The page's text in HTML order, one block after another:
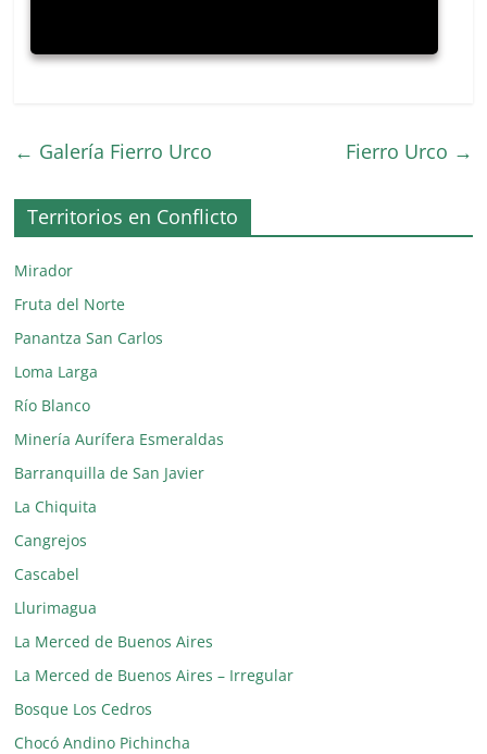
← Galería Fierro Urco Fierro Urco →
Territorios en Conflicto
Mirador
Fruta del Norte
Panantza San Carlos
Loma Larga
Río Blanco
Minería Aurífera Esmeraldas
Barranquilla de San Javier
La Chiquita
Cangrejos
Cascabel
Llurimagua
La Merced de Buenos Aires
La Merced de Buenos Aires – Irregular
Bosque Los Cedros
Chocó Andino Pichincha